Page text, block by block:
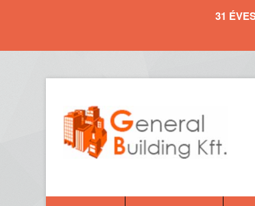
31